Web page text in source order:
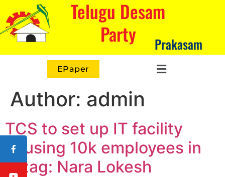
Telugu Desam
Party
Prakasam
EPaper
Author: admin
TCS to set up IT facility
housing 10k employees in
Vizag: Nara Lokesh